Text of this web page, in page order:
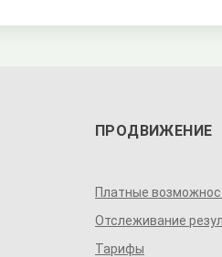
ПРОДВИЖЕНИЕ
Платные
Отслеживание
Тарифы